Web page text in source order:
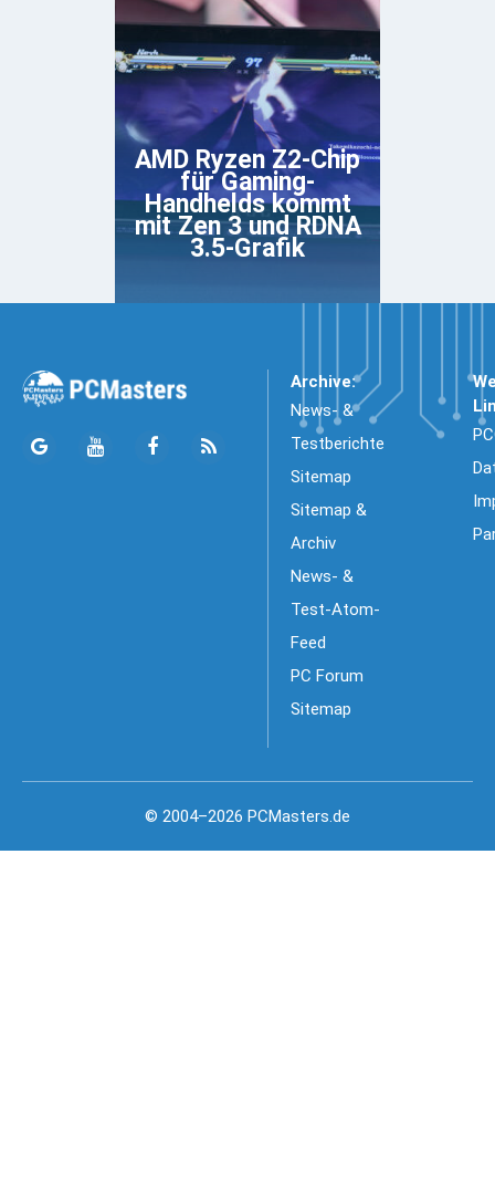
AMD Ryzen Z2-Chip
für Gaming-
Handhelds kommt
mit Zen 3 und RDNA
3.5-Grafik
Archive:
News- &
Testberichte
Sitemap
Sitemap &
Archiv
News- &
Test-Atom-
Feed
PC Forum
Sitemap
© 2004–2026 PCMasters.de